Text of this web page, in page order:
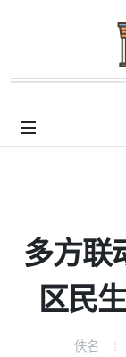
多方联
区民
佚名